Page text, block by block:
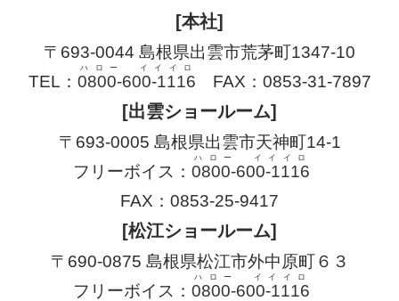
[本社]
〒693-0044 島根県出雲市荒茅町1347-10
TEL： 0800-600-1116
ハロー イイイロ
FAX：0853-31-7897
[出雲ショールーム]
〒693-0005 島根県出雲市天神町14-1
フリーボイス： 0800-600-1116
ハロー イイイロ
FAX：0853-25-9417
[松江ショールーム]
〒690-0875 島根県松江市外中原町６３
フリーボイス： 0800-600-1116
ハロー イイイロ